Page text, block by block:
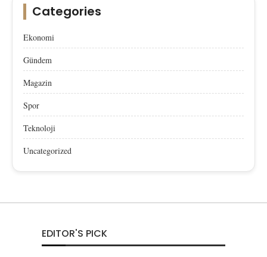
Categories
Ekonomi
Gündem
Magazin
Spor
Teknoloji
Uncategorized
EDITOR'S PICK